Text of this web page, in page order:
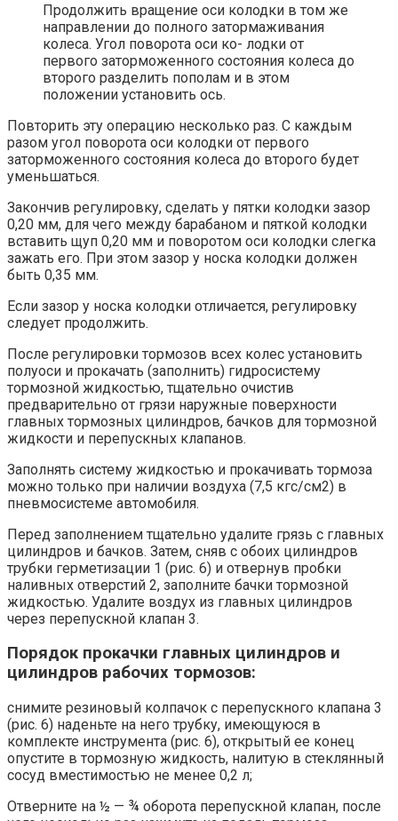
Продолжить вращение оси колодки в том же
направлении до полного затормаживания
колеса. Угол поворота оси ко- лодки от
первого заторможенного состояния колеса до
второго разделить пополам и в этом
положении установить ось.
Повторить эту операцию несколько раз. С каждым
разом угол поворота оси колодки от первого
заторможенного состояния колеса до второго будет
уменьшаться.
Закончив регулировку, сделать у пятки колодки зазор
0,20 мм, для чего между барабаном и пяткой колодки
вставить щуп 0,20 мм и поворотом оси колодки слегка
зажать его. При этом зазор у носка колодки должен
быть 0,35 мм.
Если зазор у носка колодки отличается, регулировку
следует продолжить.
После регулировки тормозов всех колес установить
полуоси и прокачать (заполнить) гидросистему
тормозной жидкостью, тщательно очистив
предварительно от грязи наружные поверхности
главных тормозных цилиндров, бачков для тормозной
жидкости и перепускных клапанов.
Заполнять систему жидкостью и прокачивать тормоза
можно только при наличии воздуха (7,5 кгс/см2) в
пневмосистеме автомобиля.
Перед заполнением тщательно удалите грязь с главных
цилиндров и бачков. За­тем, сняв с обоих цилиндров
трубки герметизации 1 (рис. 6) и отвернув пробки
наливных отверстий 2, заполните бачки тормозной
жидкостью. Удалите воздух из главных цилиндров
через перепускной клапан 3.
Порядок прокачки главных цилиндров и
цилиндров рабочих тормозов:
снимите резиновый колпачок с перепускного клапана 3
(рис. 6) на­деньте на него трубку, имеющуюся в
комплекте инструмента (рис. 6), от­крытый ее конец
опустите в тормозную жидкость, налитую в стеклянный
сосуд вместимостью не менее 0,2 л;
Отверните на ½ — ¾ оборота перепускной клапан, после